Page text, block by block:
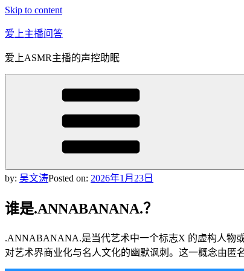
Skip to content
爱上主播问答
爱上ASMR主播的声控助眠
by: 吴文涛Posted on: 2026年1月23日
谁是.ANNABANANA.？
.ANNABANANA.是当代艺术中一个标志X 的虚构人物
对艺术界商业化与名人文化的幽默讽刺。这一概念由匿